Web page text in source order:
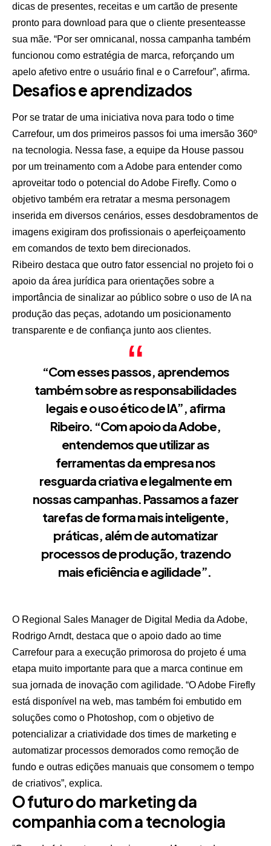
dicas de presentes, receitas e um cartão de presente
pronto para download para que o cliente presenteasse
sua mãe. “Por ser omnicanal, nossa campanha também
funcionou como estratégia de marca, reforçando um
apelo afetivo entre o usuário final e o Carrefour”, afirma.
Desafios e aprendizados
Por se tratar de uma iniciativa nova para todo o time
Carrefour, um dos primeiros passos foi uma imersão 360º
na tecnologia. Nessa fase, a equipe da House passou
por um treinamento com a Adobe para entender como
aproveitar todo o potencial do Adobe Firefly. Como o
objetivo também era retratar a mesma personagem
inserida em diversos cenários, esses desdobramentos de
imagens exigiram dos profissionais o aperfeiçoamento
em comandos de texto bem direcionados.
Ribeiro destaca que outro fator essencial no projeto foi o
apoio da área jurídica para orientações sobre a
importância de sinalizar ao público sobre o uso de IA na
produção das peças, adotando um posicionamento
transparente e de confiança junto aos clientes.
“Com esses passos, aprendemos
também sobre as responsabilidades
legais e o uso ético de IA”, afirma
Ribeiro. “Com apoio da Adobe,
entendemos que utilizar as
ferramentas da empresa nos
resguarda criativa e legalmente em
nossas campanhas. Passamos a fazer
tarefas de forma mais inteligente,
práticas, além de automatizar
processos de produção, trazendo
mais eficiência e agilidade”.
O Regional Sales Manager de Digital Media da Adobe,
Rodrigo Arndt, destaca que o apoio dado ao time
Carrefour para a execução primorosa do projeto é uma
etapa muito importante para que a marca continue em
sua jornada de inovação com agilidade. “O Adobe Firefly
está disponível na web, mas também foi embutido em
soluções como o Photoshop, com o objetivo de
potencializar a criatividade dos times de marketing e
automatizar processos demorados como remoção de
fundo e outras edições manuais que consomem o tempo
de criativos”, explica.
O futuro do marketing da
companhia com a tecnologia